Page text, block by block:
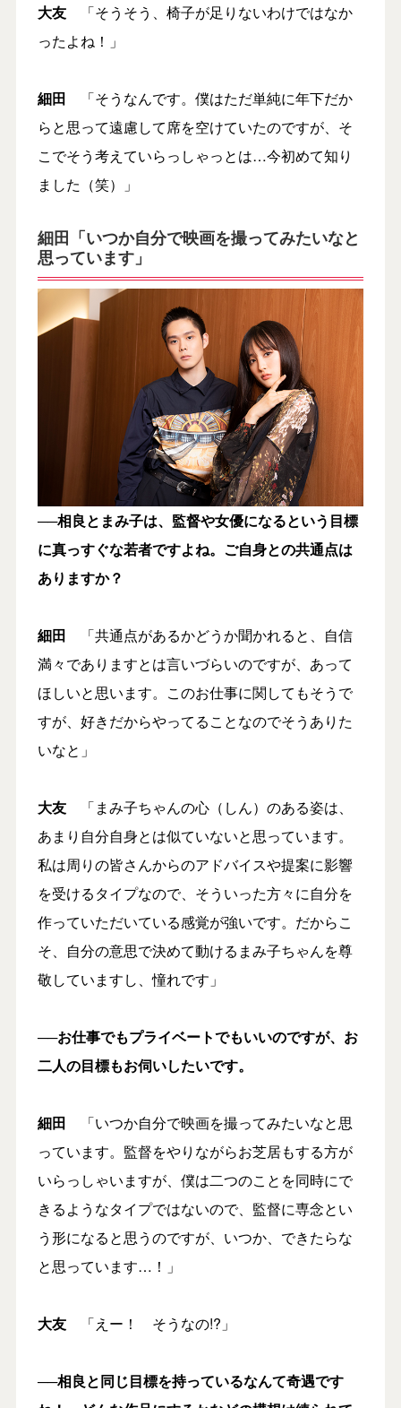
大友「そうそう、椅子が足りないわけではなか
ったよね！」
細田 「そうなんです。僕はただ単純に年下だか
らと思って遠慮して席を空けていたのですが、そ
こでそう考えていらっしゃっとは…今初めて知り
ました（笑）」
細田「いつか自分で映画を撮ってみたいなと
思っています」
──相良とまみ子は、監督や女優になるという目標
に真っすぐな若者ですよね。ご自身との共通点は
ありますか？
細田 「共通点があるかどうか聞かれると、自信
満々でありますとは言いづらいのですが、あって
ほしいと思います。このお仕事に関してもそうで
すが、好きだからやってることなのでそうありた
いなと」
大友「まみ子ちゃんの心（しん）のある姿は、
あまり自分自身とは似ていないと思っています。
私は周りの皆さんからのアドバイスや提案に影響
を受けるタイプなので、そういった方々に自分を
作っていただいている感覚が強いです。だからこ
そ、自分の意思で決めて動けるまみ子ちゃんを尊
敬していますし、憧れです」
──お仕事でもプライベートでもいいのですが、お
二人の目標もお伺いしたいです。
細田 「いつか自分で映画を撮ってみたいなと思
っています。監督をやりながらお芝居もする方が
いらっしゃいますが、僕は二つのことを同時にで
きるようなタイプではないので、監督に専念とい
う形になると思うのですが、いつか、できたらな
と思っています…！」
大友「えー！ そうなの!?」
──相良と同じ目標を持っているなんて奇遇です